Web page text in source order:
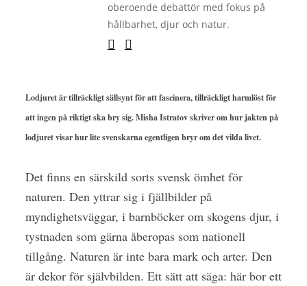
oberoende debattör med fokus på
hållbarhet, djur och natur.
Lodjuret är tillräckligt sällsynt för att fascinera, tillräckligt harmlöst för
att ingen på riktigt ska bry sig. Misha Istratov skriver om hur jakten på
lodjuret visar hur lite svenskarna egentligen bryr om det vilda livet.
Det finns en särskild sorts svensk ömhet för
naturen. Den yttrar sig i fjällbilder på
myndighetsväggar, i barnböcker om skogens djur, i
tystnaden som gärna åberopas som nationell
tillgång. Naturen är inte bara mark och arter. Den
är dekor för självbilden. Ett sätt att säga: här bor ett